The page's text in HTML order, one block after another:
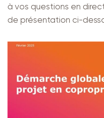
à vos questions en
de présentation ci-